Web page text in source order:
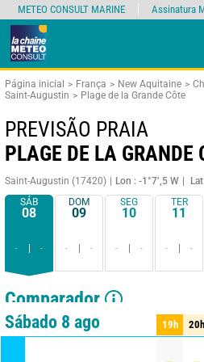
Página inicial França New Aquitaine
Saint-Augustin
Plage de la Grande Côte
PREVISÃO PRAIA
PLAGE DE LA GRANDE
Saint-Augustin (17420) Lon : -1°7’,5 W
SÁB
08
- -
DOM
09
- -
SEG
10
- -
TER
11
- -
Comparador
Sábado 8 ago 19h 20h
19h 20h
METEO CONSULT MARINE Assinatura